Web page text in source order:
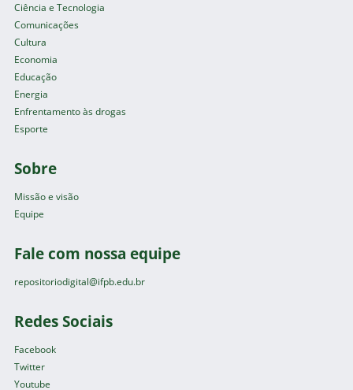
Ciência e Tecnologia
Comunicações
Cultura
Economia
Educação
Energia
Enfrentamento às drogas
Esporte
Sobre
Missão e visão
Equipe
Fale com nossa equipe
repositoriodigital@ifpb.edu.br
Redes Sociais
Facebook
Twitter
Youtube